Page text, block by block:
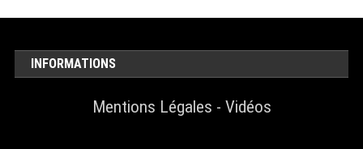
INFORMATIONS
Mentions Légales - Vidéos